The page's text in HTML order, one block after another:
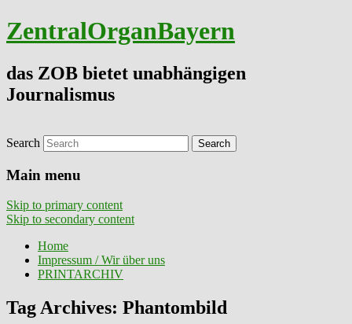
ZentralOrganBayern
das ZOB bietet unabhängigen
Journalismus
Search
Main menu
Skip to primary content
Skip to secondary content
Home
Impressum / Wir über uns
PRINTARCHIV
Tag Archives: Phantombild